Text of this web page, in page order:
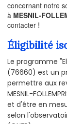
concernant notre
à MESNIL-
contacter !
Éligibilité
Le programme
(76660) est un
permettre aux
MESNIL-
et d'être en
selon